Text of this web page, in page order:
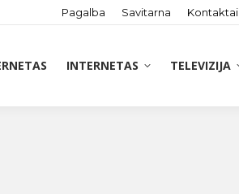
Pagalba Savitarna Kontaktai
INTERNETAS TELEVIZIJA